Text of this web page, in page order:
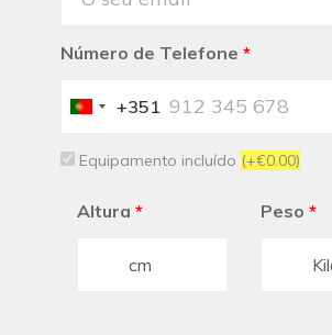
Número de Telefone *
Portugal
+351
Equipamento incluído (+€0.00)
Altura * Peso *